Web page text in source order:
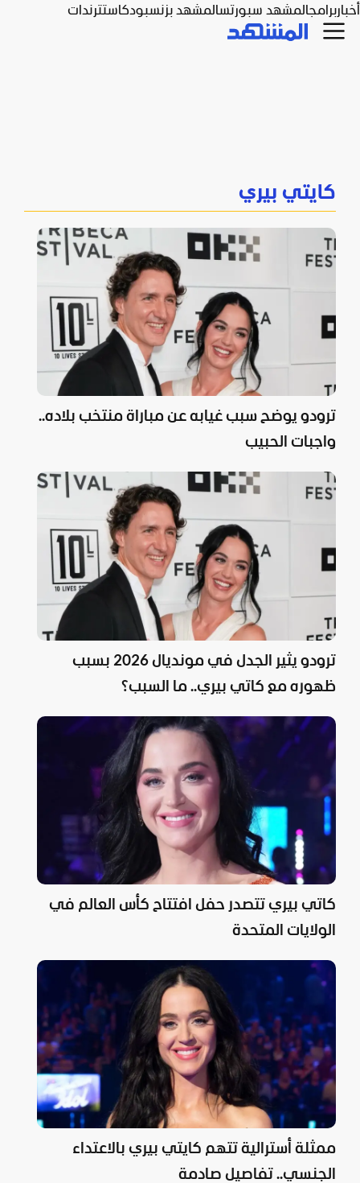
أخباربرامجالمشهد سبورتسالمشهد بزنسبودكاستترندات
كايتي بيري
ترودو يوضح سبب غيابه عن مباراة منتخب بلاده..
واجبات الحبيب
ترودو يثير الجدل في مونديال 2026 بسبب
ظهوره مع كاتي بيري.. ما السبب؟
كاتي بيري تتصدر حفل افتتاح كأس العالم في
الولايات المتحدة
ممثلة أسترالية تتهم كايتي بيري بالاعتداء
الجنسي.. تفاصيل صادمة